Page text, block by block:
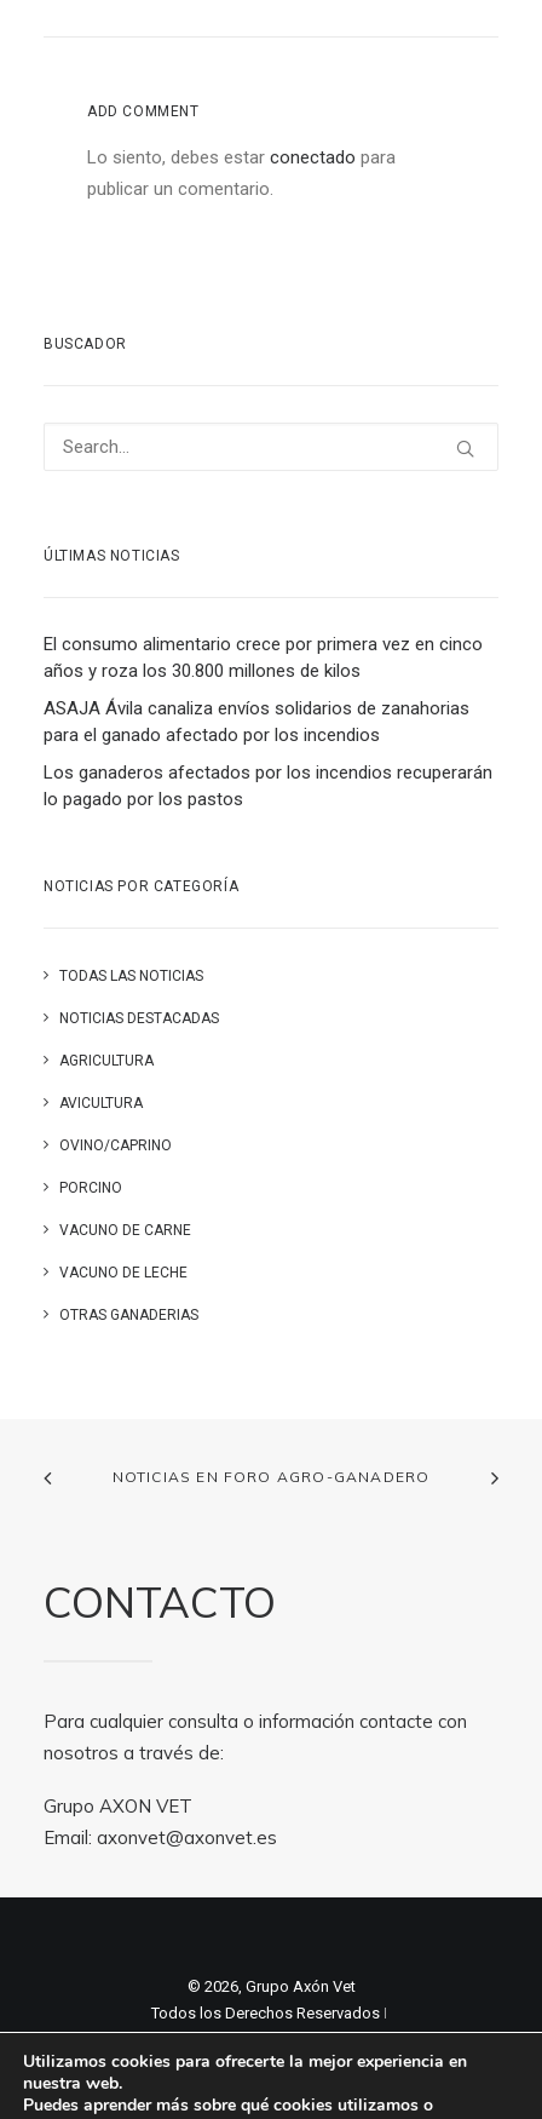
ADD COMMENT
Lo siento, debes estar conectado para
publicar un comentario.
BUSCADOR
ÚLTIMAS NOTICIAS
El consumo alimentario crece por primera vez en cinco
años y roza los 30.800 millones de kilos
ASAJA Ávila canaliza envíos solidarios de zanahorias
para el ganado afectado por los incendios
Los ganaderos afectados por los incendios recuperarán
lo pagado por los pastos
NOTICIAS POR CATEGORÍA
TODAS LAS NOTICIAS
NOTICIAS DESTACADAS
AGRICULTURA
AVICULTURA
OVINO/CAPRINO
PORCINO
VACUNO DE CARNE
VACUNO DE LECHE
OTRAS GANADERIAS
NOTICIAS EN FORO AGRO-GANADERO
CONTACTO
Para cualquier consulta o información contacte con
nosotros a través de:
Grupo AXON VET
Email: axonvet@axonvet.es
© 2026, Grupo Axón Vet
Todos los Derechos Reservados ǀ
Política de cookies
Utilizamos cookies para ofrecerte la mejor experiencia en
nuestra web.
Puedes aprender más sobre qué cookies utilizamos o